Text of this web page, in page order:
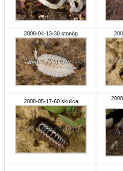
2008-04-13-30 stonóg
2008-05-17-60 skulica